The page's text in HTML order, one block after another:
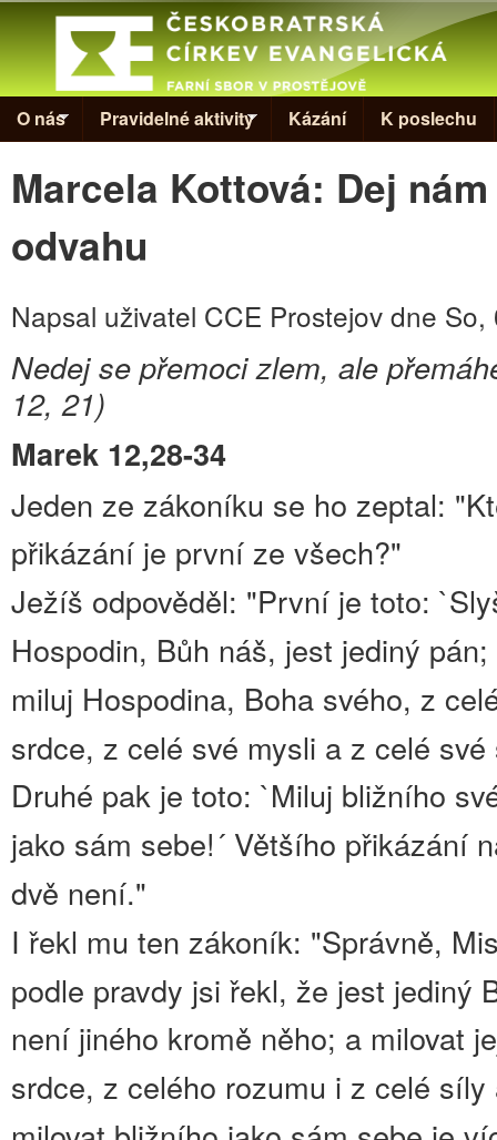
Skip
Evangelická
církev v
Prostějově
O nás Pravidelné aktivity Kázání K poslechu
Marcela Kottová: Dej
odvahu
Napsal uživatel CCE Prostejov dne So,
Nedej se přemoci zlem, ale
12, 21)
Marek 12,28-34
Jeden ze zákoníku se ho zeptal:
přikázání je první ze všech?"
Ježíš odpověděl: "První je toto:
Hospodin, Bůh náš, jest jediný pán;
miluj Hospodina, Boha svého, z
srdce, z celé své mysli a z celé své
Druhé pak je toto: `Miluj bližního
jako sám sebe!´ Většího přikázání
dvě není."
I řekl mu ten zákoník: "Správně,
podle pravdy jsi řekl, že jest jediný
není jiného kromě něho; a milovat
srdce, z celého rozumu i z celé síly